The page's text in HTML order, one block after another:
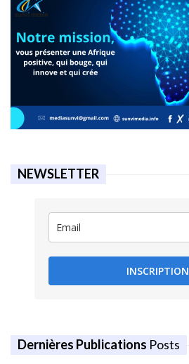
NEWSLETTER
INSCRIPTION
Dernières Publications Posts